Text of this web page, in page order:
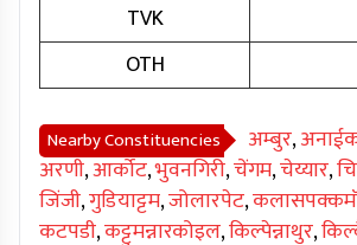
TVK
OTH
Nearby Constituencies अम्बुर,
अरणी,आर्कोट,भुवनगिरी,चेंगम,चेय्यार,
जिंजी,गुडियाट्टम,जोलारपेट,
कटपडी,कट्टुमन्नारकोइल,किल्पेन्नाथुर,